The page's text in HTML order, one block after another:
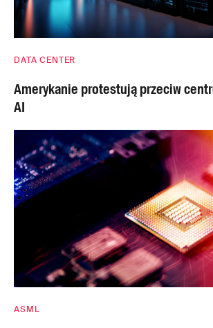
DATA CENTER
Amerykanie protestują przeciw
AI
ASML